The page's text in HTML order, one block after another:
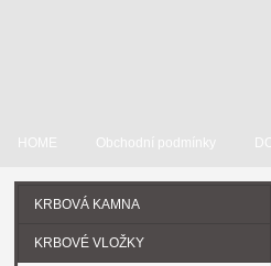
HOME Obchodní podmínky
KRBOVÁ KAMNA
KRBOVÉ VLOŽKY